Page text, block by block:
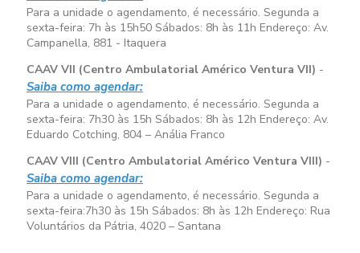
Para a unidade o agendamento, é necessário. Segunda a
sexta-feira: 7h às 15h50 Sábados: 8h às 11h Endereço: Av.
Campanella, 881 - Itaquera
CAAV VII (Centro Ambulatorial Américo Ventura VII) -
Saiba como agendar:
Para a unidade o agendamento, é necessário. Segunda a
sexta-feira: 7h30 às 15h Sábados: 8h às 12h Endereço: Av.
Eduardo Cotching, 804 – Anália Franco
CAAV VIII (Centro Ambulatorial Américo Ventura VIII) -
Saiba como agendar:
Para a unidade o agendamento, é necessário. Segunda a
sexta-feira:7h30 às 15h Sábados: 8h às 12h Endereço: Rua
Voluntários da Pátria, 4020 – Santana